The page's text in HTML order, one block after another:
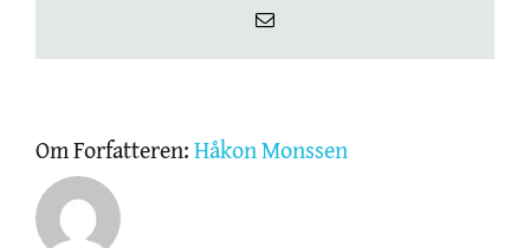
E-
Om Forfatteren:Håkon Monssen